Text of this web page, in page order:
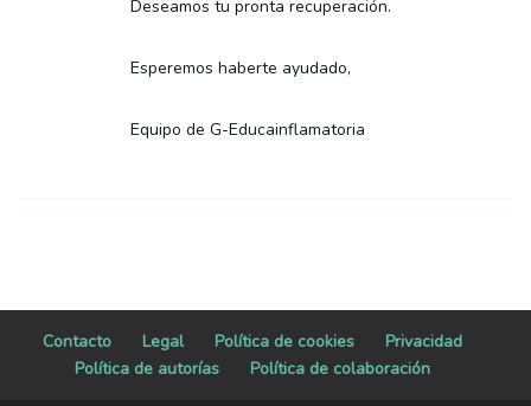
Deseamos tu pronta recuperación.
Esperemos haberte ayudado,
Equipo de G-Educainflamatoria
Contacto Legal Política de cookies
Privacidad
Política de autorías
Política de colaboración